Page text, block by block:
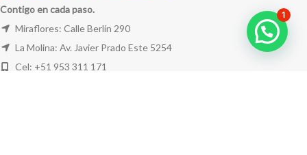
Contigo en cada paso.
Miraflores: Calle Berlín 290
La Molina: Av. Javier Prado Este 5254
Cel: +51 953 311 171
1